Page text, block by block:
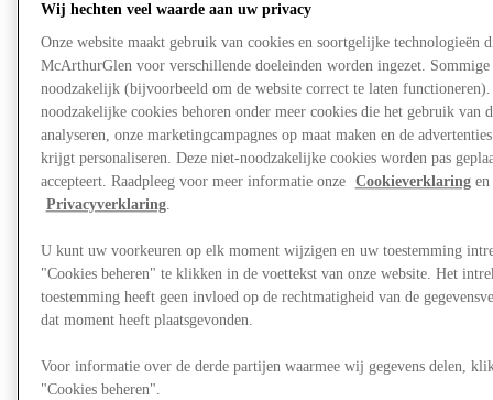
Winkels
Aanbiedingen
Plan je bezoek
Wat is er aan
Eet & Drink
Cadeaubonnen
Diensten
Bestemmingsgids
Meer
Wij hechten veel waarde aan uw privacy
Onze website maakt gebruik van cookies en soortgelijke technologieën
McArthurGlen voor verschillende doeleinden worden ingezet.
noodzakelijk (bijvoorbeeld om de website correct te laten
noodzakelijke cookies behoren onder meer cookies die het gebruik van
analyseren, onze marketingcampagnes op maat maken en de
krijgt personaliseren. Deze niet-noodzakelijke cookies worden pas
accepteert. Raadpleeg voor meer informatie onze Cookieverklaringen
Privacyverklaring.
U kunt uw voorkeuren op elk moment wijzigen en uw toestemming
"Cookies beheren" te klikken in de voettekst van onze website. Het
toestemming heeft geen invloed op de rechtmatigheid van de
dat moment heeft plaatsgevonden.
Voor informatie over de derde partijen waarmee wij gegevens delen,
"Cookies beheren".